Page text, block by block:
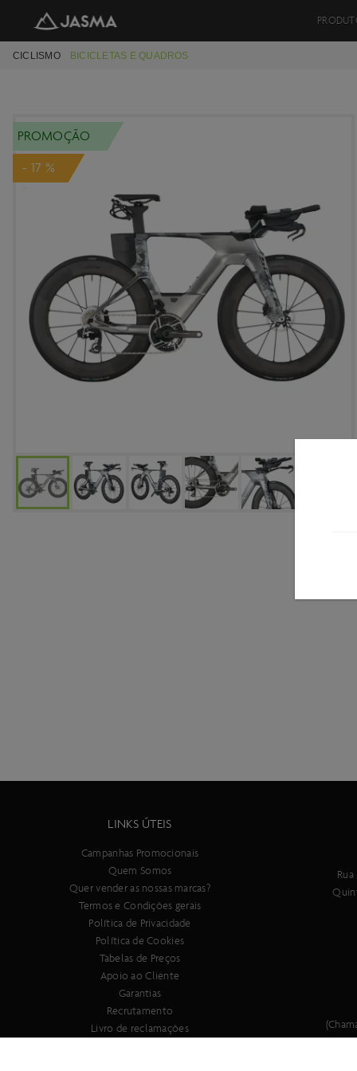
CICLISMO BICICLETAS E QUADROS
PROMOÇÃO
- 17 %
LINKS ÚTEIS
Campanhas Promocionais
Quem Somos
Quer vender as nossas marcas?
Termos e Condições gerais
Política de Privacidade
Política de Cookies
Tabelas de Preços
Apoio ao Cliente
Garantias
Recrutamento
Livro de reclamações